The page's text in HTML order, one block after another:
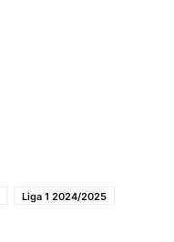
Liga 1 2024/2025